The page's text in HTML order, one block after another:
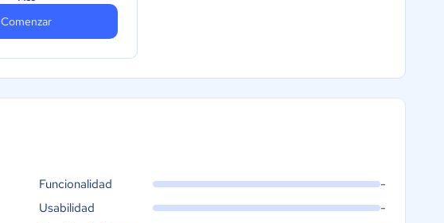
Comenzar
Funcionalidad
-
Usabilidad
-